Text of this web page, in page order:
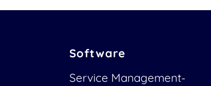
Software
Service Management-